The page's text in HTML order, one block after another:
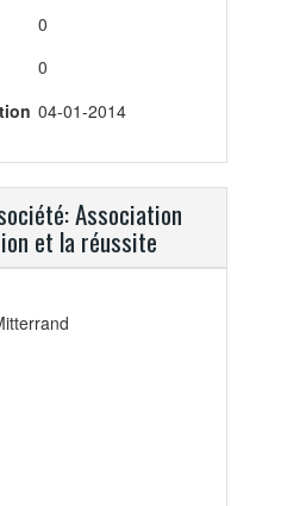
0
0
04-01-2014
Association
et la réussite